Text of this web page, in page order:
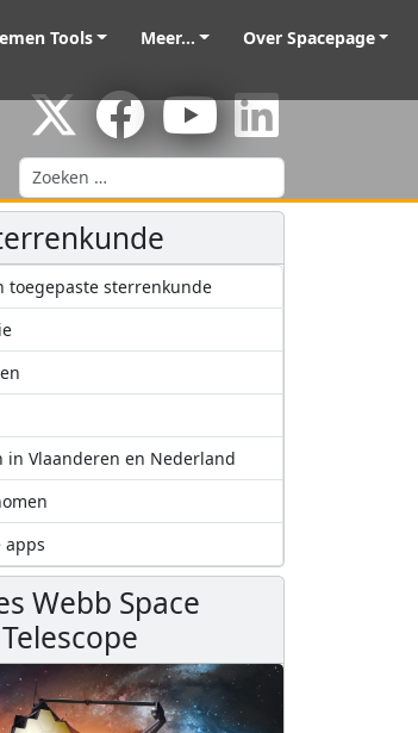
Tools Meer... Over Spacepage
Zoeken
toegepaste sterrenkunde
in Vlaanderen en Nederland
apps
Webb Space
Telescope